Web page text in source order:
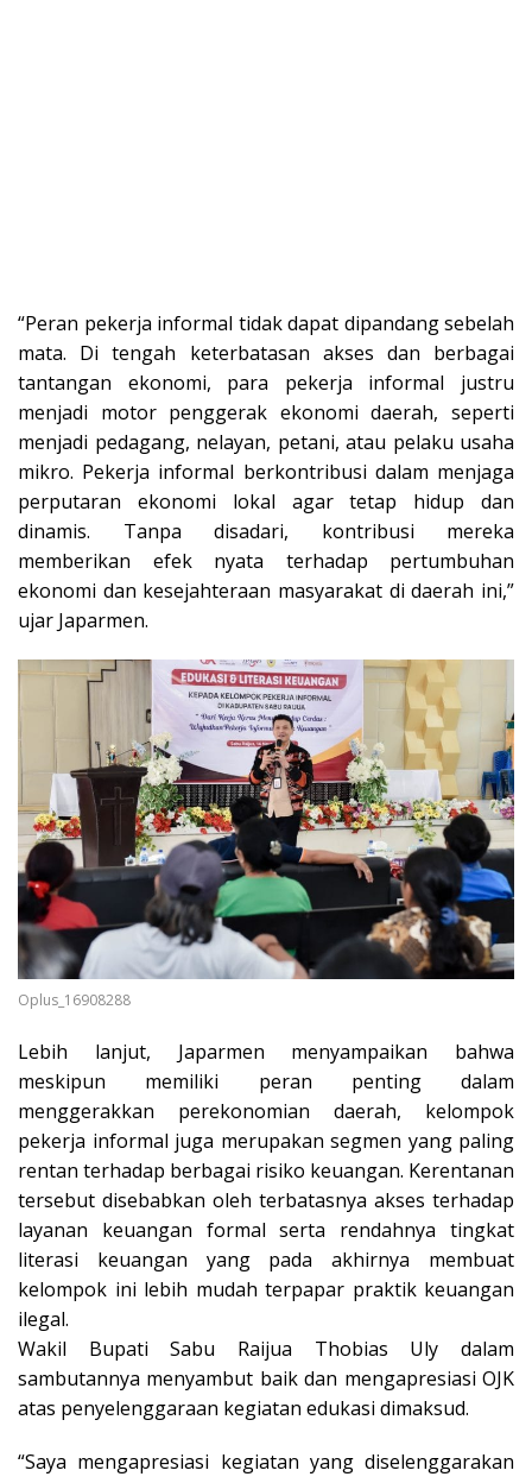
“Peran pekerja informal tidak dapat dipandang sebelah
mata. Di tengah keterbatasan akses dan berbagai
tantangan ekonomi, para pekerja informal justru
menjadi motor penggerak ekonomi daerah, seperti
menjadi pedagang, nelayan, petani, atau pelaku usaha
mikro. Pekerja informal berkontribusi dalam menjaga
perputaran ekonomi lokal agar tetap hidup dan
dinamis. Tanpa disadari, kontribusi mereka
memberikan efek nyata terhadap pertumbuhan
ekonomi dan kesejahteraan masyarakat di daerah ini,”
ujar Japarmen.
Oplus_16908288
Lebih lanjut, Japarmen menyampaikan bahwa
meskipun memiliki peran penting dalam
menggerakkan perekonomian daerah, kelompok
pekerja informal juga merupakan segmen yang paling
rentan terhadap berbagai risiko keuangan. Kerentanan
tersebut disebabkan oleh terbatasnya akses terhadap
layanan keuangan formal serta rendahnya tingkat
literasi keuangan yang pada akhirnya membuat
kelompok ini lebih mudah terpapar praktik keuangan
ilegal.
Wakil Bupati Sabu Raijua Thobias Uly dalam
sambutannya menyambut baik dan mengapresiasi OJK
atas penyelenggaraan kegiatan edukasi dimaksud.
“Saya mengapresiasi kegiatan yang diselenggarakan